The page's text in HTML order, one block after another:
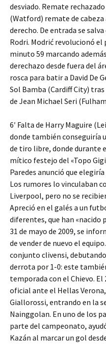
desviado. Remate
(Watford) remate de
derecho. De entrada se
Rodri. Modrić revolucionó
minuto 59 marcando
derechazo desde fuera del
rosca para batir a David De
Sol Bamba (Cardiff City)
de Jean Michael Seri
6′ Falta de Harry Maguire
donde también conseguiría
de tiro libre, donde durante
mítico festejo del «Topo
Paredes anunció que
Los rumores lo vinculaban
Liverpool, pero no se
Apreció en el galés a un
diferentes, que han «nacido
31 de mayo de 2009, se
de vender de nuevo el
conjunto clivensi,
derrota por 1-0: este
temporada con el Chievo.
oficial ante el Hellas
Giallorossi, entrando en la
Nainggolan. En uno de los
parte del campeonato,
Kazán al marcar un gol